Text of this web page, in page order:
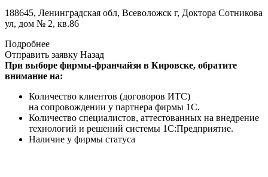
188645, Ленинградская обл, Всеволожск г, Доктора Сотникова
ул, дом № 2, кв.86
Подробнее
Отправить заявку Назад
При выборе фирмы-франчайзи в Кировске, обратите
внимание на:
Количество клиентов (договоров ИТС)
на сопровождении у партнера фирмы 1С.
Количество специалистов, аттестованных на внедрение
технологий и решений системы 1С:Предприятие.
Наличие у фирмы статуса